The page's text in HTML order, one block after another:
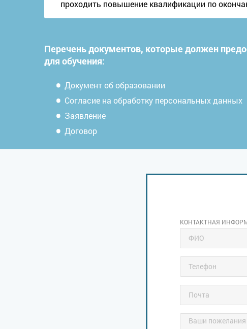
проходить повышение квалификации по
Перечень документов, которые должен
для обучения:
Документ об образовании
Согласие на обработку персональных данных
Заявление
Договор
КОНТАКТНАЯ